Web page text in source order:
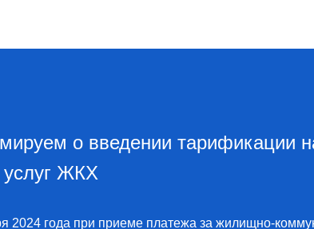
ДОНБАССА» оказывает широчайший спектр